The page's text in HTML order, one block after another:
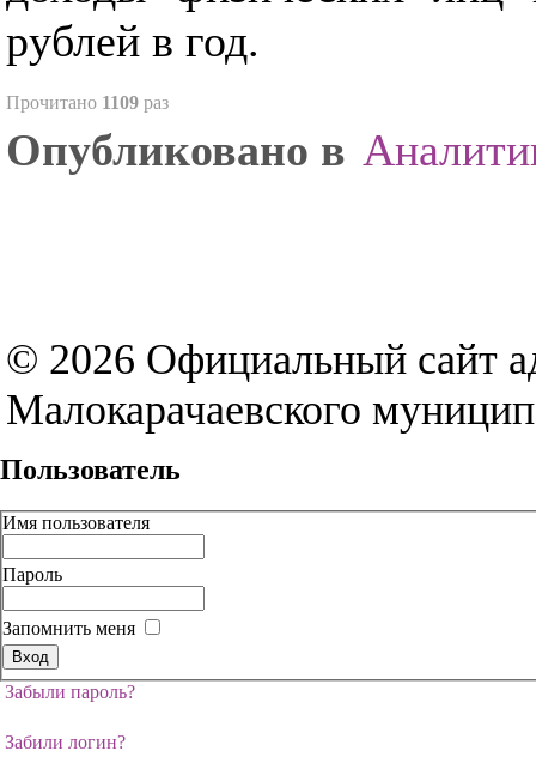
рублей в год.
Прочитано 1109 раз
Опубликовано в
© 2026 Официальный сайт
Малокарачаевского
Пользователь
Имя пользователя
Пароль
Запомнить меня
Забыли пароль?
Забили логин?